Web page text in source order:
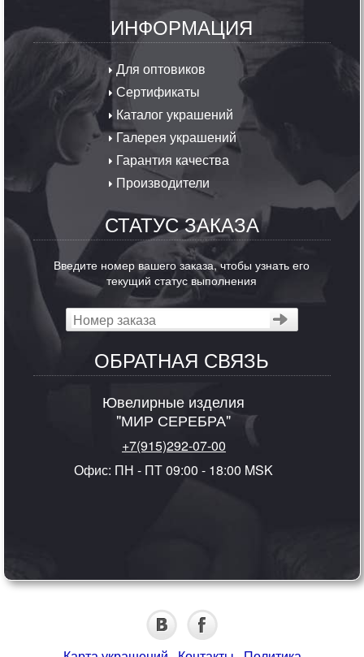
ИНФОРМАЦИЯ
Для оптовиков
Сертификаты
Каталог украшений
Галерея украшений
Гарантия качества
Производители
СТАТУС ЗАКАЗА
Введите номер вашего заказа, чтобы узнать его
текущий статус выполнения
ОБРАТНАЯ СВЯЗЬ
Ювелирные изделия
"МИР СЕРЕБРА"
+7(915)292-07-00
Офис: ПН - ПТ 09:00 - 18:00 MSK